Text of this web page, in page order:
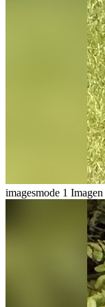
imagesmode 1 Imagen